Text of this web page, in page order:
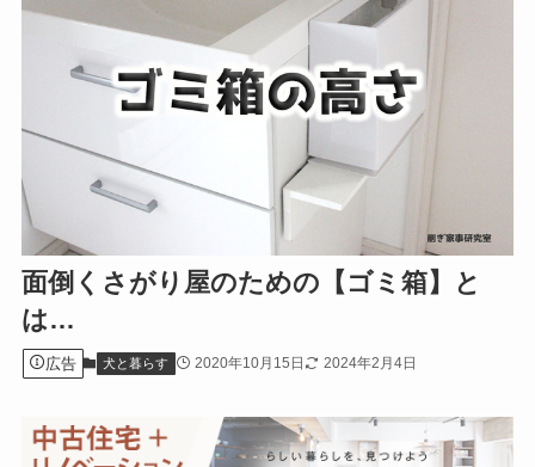
面倒くさがり屋のための【ゴミ箱】と
は…
広告 犬と暮らす 2020年10月15日 2024年2月4日